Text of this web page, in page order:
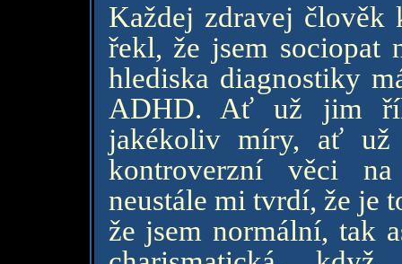
Každej zdravej
řekl, že jsem sociopat
hlediska diagnostiky
ADHD. Ať už jim
jakékoliv míry, ať už
kontroverzní věci
neustále mi tvrdí, že je
že jsem normální, tak